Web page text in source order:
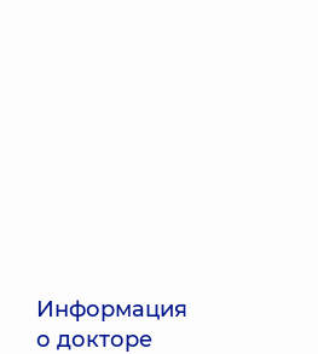
Информация
о докторе